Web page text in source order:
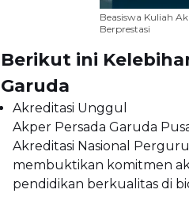
Beasiswa Kuliah
Berprestasi
Berikut ini
Garuda
Akreditasi Unggul
Akper Persada Garuda
Akreditasi Nasional
membuktikan komitmen
pendidikan berkualitas di